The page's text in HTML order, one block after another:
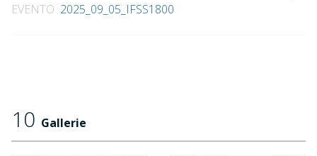
EVENTO 2025_09_05_IFSS1800
10 Gallerie